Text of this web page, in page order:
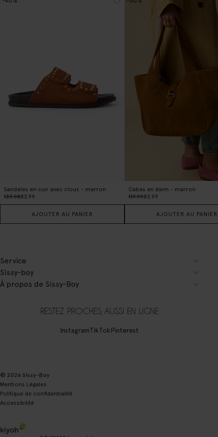
Sandales en cuir avec clous - marron
139.9883.99
AJOUTER AU PANIER
Cabas en daim - marron
119.9983.99
AJOUTER AU PANIER
Service
Sissy-boy
À propos de Sissy-Boy
RESTEZ PROCHES, AUSSI EN LIGNE
InstagramTikTokPinterest
© 2026 Sissy-Boy
Mentions Légales
Politique de confidentialité
Accessibilité